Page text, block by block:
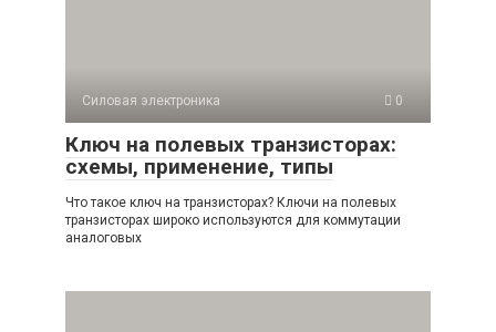
Силовая электроника 0
Ключ на полевых транзисторах:
схемы, применение, типы
Что такое ключ на транзисторах? Ключи на полевых
транзисторах широко используются для коммутации
аналоговых